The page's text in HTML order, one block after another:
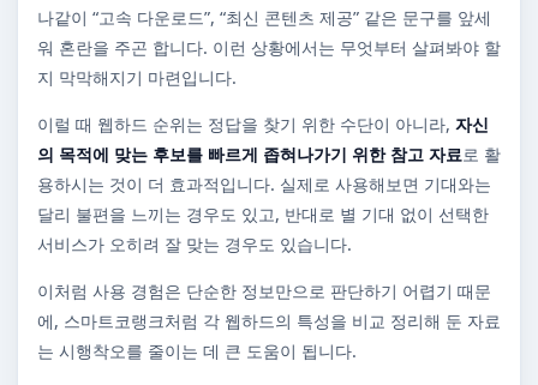
나같이 “고속 다운로드”, “최신 콘텐츠 제공” 같은 문구를 앞세
워 혼란을 주곤 합니다. 이런 상황에서는 무엇부터 살펴봐야 할
지 막막해지기 마련입니다.
이럴 때 웹하드 순위는 정답을 찾기 위한 수단이 아니라, 자신
의 목적에 맞는 후보를 빠르게 좁혀나가기 위한 참고 자료로 활
용하시는 것이 더 효과적입니다. 실제로 사용해보면 기대와는
달리 불편을 느끼는 경우도 있고, 반대로 별 기대 없이 선택한
서비스가 오히려 잘 맞는 경우도 있습니다.
이처럼 사용 경험은 단순한 정보만으로 판단하기 어렵기 때문
에, 스마트코랭크처럼 각 웹하드의 특성을 비교 정리해 둔 자료
는 시행착오를 줄이는 데 큰 도움이 됩니다.